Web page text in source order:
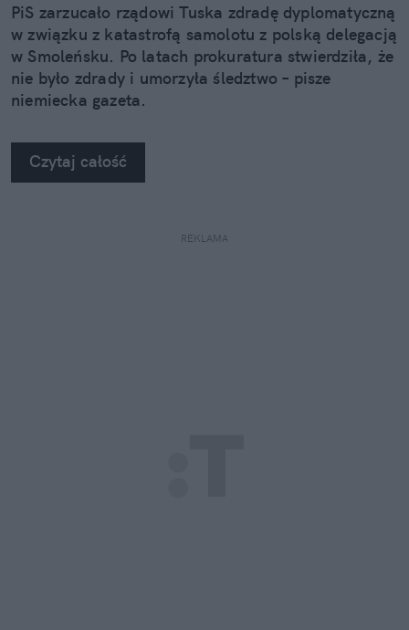
PiS zarzucało rządowi Tuska zdradę dyplomatyczną
w związku z katastrofą samolotu z polską delegacją
w Smoleńsku. Po latach prokuratura stwierdziła, że
nie było zdrady i umorzyła śledztwo – pisze
niemiecka gazeta.
Czytaj całość
REKLAMA